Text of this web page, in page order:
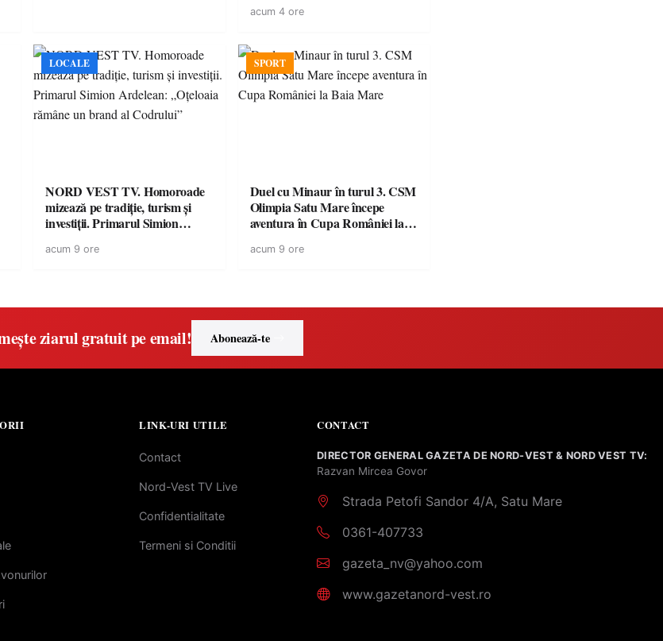
acum 4 ore
LOCALE
NORD VEST TV. Homoroade
mizează pe tradiție, turism și
investiții. Primarul Simion
brand al Codrului”
acum 9 ore
SPORT
Duel cu Minaur în turul 3. CSM
Olimpia Satu Mare începe
aventura în Cupa României la
acum 9 ore
ziarul gratuit pe email! Abonează-te
LINK-URI UTILE
Contact
Nord-Vest TV Live
Confidentialitate
Termeni si Conditii
CONTACT
DIRECTOR GENERAL GAZETA DE NORD-VEST & NORD VEST TV:
Razvan Mircea Govor
Strada Petofi Sandor 4/A, Satu Mare
0361-407733
gazeta_nv@yahoo.com
www.gazetanord-vest.ro